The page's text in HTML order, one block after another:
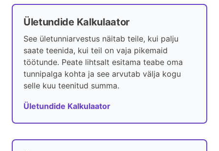
Ületundide Kalkulaator
See ületunniarvestus näitab teile, kui palju
saate teenida, kui teil on vaja pikemaid
töötunde. Peate lihtsalt esitama teabe oma
tunnipalga kohta ja see arvutab välja kogu
selle kuu teenitud summa.
Ületundide Kalkulaator